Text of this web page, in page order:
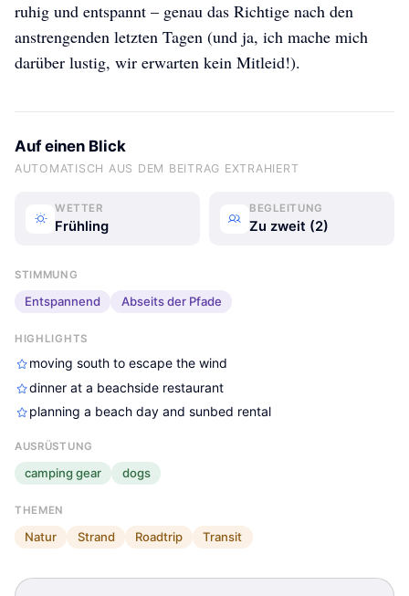
J&M Today
J&M Today
ruhig und entspannt – genau das Richtige nach den
anstrengenden letzten Tagen (und ja, ich mache mich
darüber lustig, wir erwarten kein Mitleid!).
Auf einen Blick
AUTOMATISCH AUS DEM BEITRAG EXTRAHIERT
WETTER
Frühling
BEGLEITUNG
Zu zweit (2)
STIMMUNG
Entspannend Abseits der Pfade
HIGHLIGHTS
moving south to escape the wind
dinner at a beachside restaurant
planning a beach day and sunbed rental
AUSRÜSTUNG
camping gear dogs
THEMEN
Natur Strand Roadtrip Transit
J&M Today